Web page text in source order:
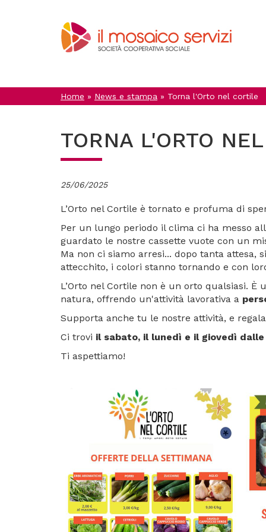
Home » News e stampa » Torna l'Orto nel cortile
TORNA L'ORTO
25/06/2025
L’Orto nel Cortile è tornato e profuma di
Per un lungo periodo il clima ci ha messo
guardato le nostre cassette vuote con un
Ma non ci siamo arresi... dopo tanta
attecchito, i colori stanno tornando e con
L’Orto nel Cortile non è un orto qualsiasi.
natura, offrendo un'attività lavorativa a
Supporta anche tu le nostre attività, e
Ci trovi il sabato, il lunedì e il giovedì dalle
Ti aspettiamo!